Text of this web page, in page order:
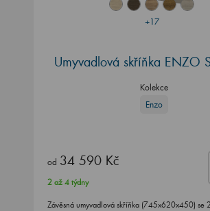
+17
Umyvadlová skříňka ENZO
Kolekce
Enzo
od 34 590 Kč
2 až 4 týdny
Závěsná umyvadlová skříňka (745x620x450) se